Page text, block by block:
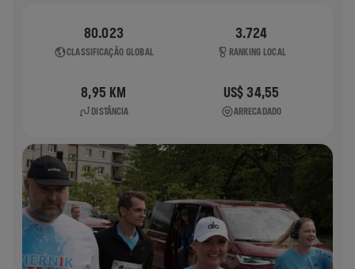
80.023
CLASSIFICAÇÃO GLOBAL
3.724
RANKING LOCAL
8,95 KM
DISTÂNCIA
US$ 34,55
ARRECADADO